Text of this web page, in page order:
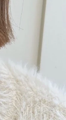
Canal４℃
のジュエリー